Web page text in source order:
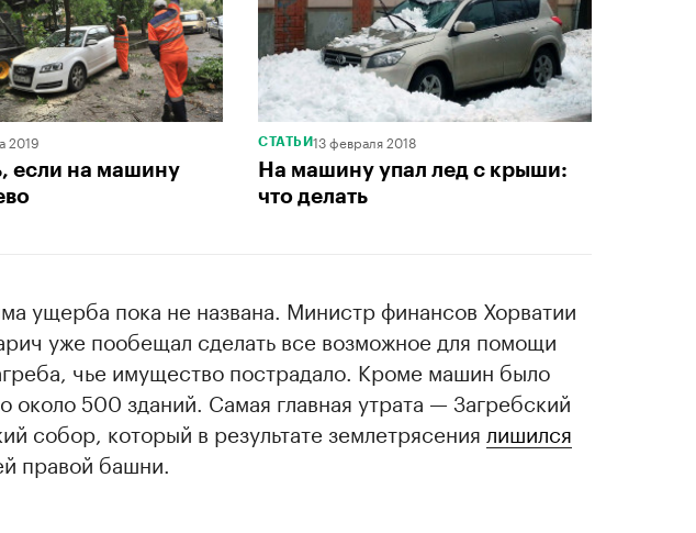
00:00 / 00:00
2019
если на машину
СТАТЬИ13 февраля 2018
На машину упал лед с крыши:
что делать
ущерба пока не названа. Министр финансов Хорватии
уже пообещал сделать все возможное для помощи
чье имущество пострадало. Кроме машин было
около 500 зданий. Самая главная утрата — Загребский
собор, который в результате землетрясения лишился
правой башни.